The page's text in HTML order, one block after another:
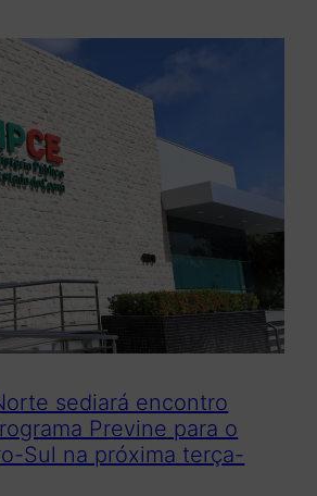
sediará encontro
Previne para o
Sul na próxima terça-